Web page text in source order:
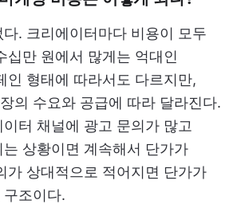
. 크리에이터마다 비용이 모두
십만 원에서 많게는 억대인
인 형태에 따라서도 다르지만,
의 수요와 공급에 따라 달라진다.
터 채널에 광고 문의가 많고
상황이면 계속해서 단가가
가 상대적으로 적어지면 단가가
조이다.